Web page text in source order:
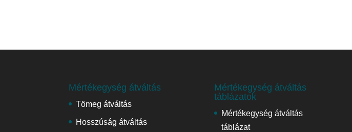
Mértékegység átváltás
Tömeg átváltás
Hosszúság átváltás
Mértékegység átváltás
táblázatok
Mértékegység átváltás
táblázat